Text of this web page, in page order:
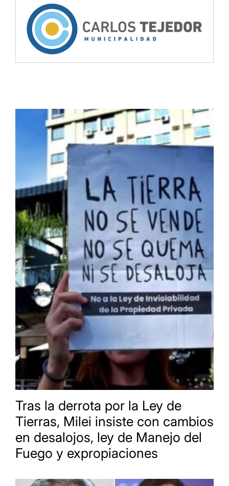
Tras la derrota por la Ley de
Tierras, Milei insiste con cambios
en desalojos, ley de Manejo del
Fuego y expropiaciones